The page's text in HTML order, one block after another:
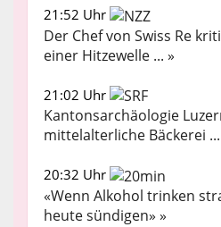
21:52 Uhr
Der Chef von Swiss Re
einer Hitzewelle ... »
21:02 Uhr
Kantonsarchäologie
mittelalterliche Bäckerei ...
20:32 Uhr
«Wenn Alkohol trinken
heute sündigen» »